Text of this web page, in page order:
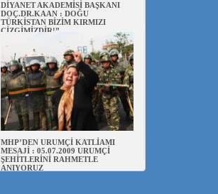
DİYANET AKADEMİSİ BAŞKANI
DOÇ.DR.KAAN : DOĞU
TÜRKİSTAN BİZİM KIRMIZI
ÇİZGİMİZDİR!”
MHP’DEN URUMÇİ KATLİAMI
MESAJİ : 05.07.2009 URUMÇİ
ŞEHİTLERİNİ RAHMETLE
ANIYORUZ